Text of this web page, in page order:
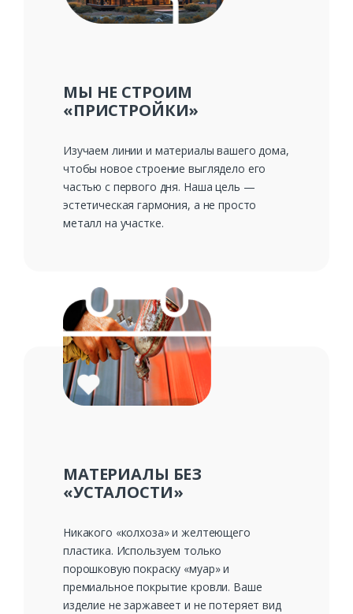
Ваш телефон*
МЫ НЕ СТРОИМ
«ПРИСТРОЙКИ»
Изучаем линии и материалы вашего дома,
чтобы новое строение выглядело его
частью с первого дня. Наша цель —
эстетическая гармония, а не просто
металл на участке.
МАТЕРИАЛЫ БЕЗ
«УСТАЛОСТИ»
Никакого «колхоза» и желтеющего
пластика. Используем только
порошковую покраску «муар» и
премиальное покрытие кровли. Ваше
изделие не заржавеет и не потеряет вид